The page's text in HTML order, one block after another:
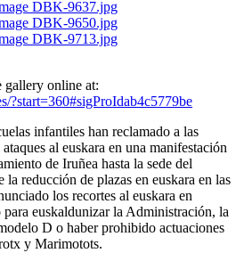
gallery online at:
?start=360#sigProIdab4c5779be
infantiles han reclamado a las
al euskara en una manifestación
de Iruñea hasta la sede del
reducción de plazas en euskara en las
los recortes al euskara en
para euskaldunizar la Administración, la
D o haber prohibido actuaciones
y Marimotots.